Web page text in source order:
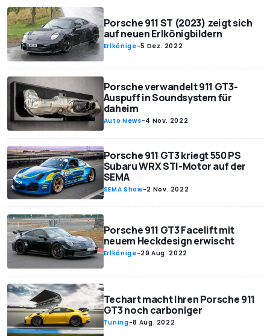
Porsche 911 ST (2023) zeigt sich
auf neuen Erlkönigbildern
Erlkönige-5 Dez. 2022
Porsche verwandelt 911 GT3-
Auspuff in Soundsystem für
daheim
Auto News-4 Nov. 2022
Porsche 911 GT3 kriegt 550 PS
Subaru WRX STI-Motor auf der
SEMA
SEMA Show-2 Nov. 2022
Porsche 911 GT3 Facelift mit
neuem Heckdesign erwischt
Erlkönige-29 Aug. 2022
Techart macht Ihren Porsche 911
GT3 noch carboniger
Tuning-8 Aug. 2022